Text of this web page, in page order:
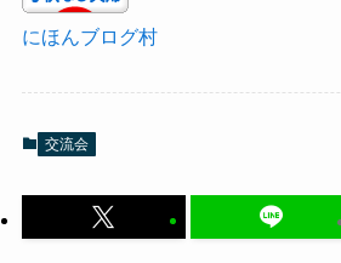
にほんブログ村
交流会